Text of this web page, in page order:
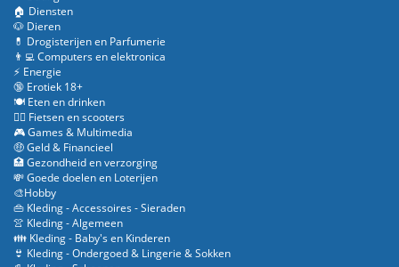
🏠 Diensten
🐶 Dieren
💊 Drogisterijen en Parfumerie
👨‍💻 Computers en elektronica
⚡ Energie
🔞 Erotiek 18+
🍽️ Eten en drinken
🚴‍♂️ Fietsen en scooters
🎮 Games & Multimedia
🤑 Geld & Financieel
🏥 Gezondheid en verzorging
💸 Goede doelen en Loterijen
🎨Hobby
👜 Kleding - Accessoires - Sieraden
👚 Kleding - Algemeen
👪 Kleding - Baby's en Kinderen
👙 Kleding - Ondergoed & Lingerie & Sokken